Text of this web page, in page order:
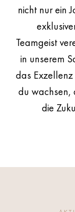
nicht nur ein
Teamgeist
in unserem
das
du wachsen,
die